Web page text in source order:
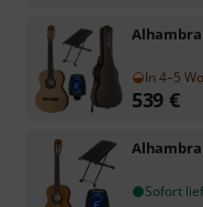
Alhambra
In 4–5
539 €
Alhambra
Sofort